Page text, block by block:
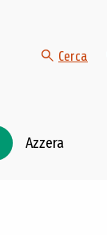
Cerca
Azzera